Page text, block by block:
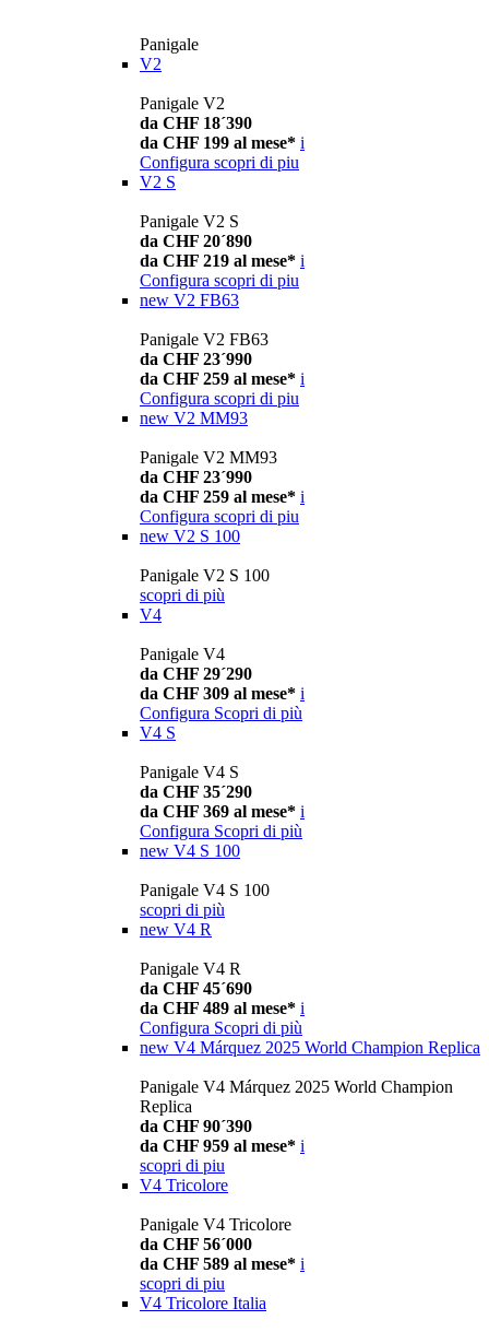
Panigale
V2
Panigale V2
da CHF 18´390
da CHF 199 al mese* i
Configura scopri di piu
V2 S
Panigale V2 S
da CHF 20´890
da CHF 219 al mese* i
Configura scopri di piu
new V2 FB63
Panigale V2 FB63
da CHF 23´990
da CHF 259 al mese* i
Configura scopri di piu
new V2 MM93
Panigale V2 MM93
da CHF 23´990
da CHF 259 al mese* i
Configura scopri di piu
new V2 S 100
Panigale V2 S 100
scopri di più
V4
Panigale V4
da CHF 29´290
da CHF 309 al mese* i
Configura Scopri di più
V4 S
Panigale V4 S
da CHF 35´290
da CHF 369 al mese* i
Configura Scopri di più
new V4 S 100
Panigale V4 S 100
scopri di più
new V4 R
Panigale V4 R
da CHF 45´690
da CHF 489 al mese* i
Configura Scopri di più
new V4 Márquez 2025 World Champion Replica
Panigale V4 Márquez 2025 World Champion
Replica
da CHF 90´390
da CHF 959 al mese* i
scopri di piu
V4 Tricolore
Panigale V4 Tricolore
da CHF 56´000
da CHF 589 al mese* i
scopri di piu
V4 Tricolore Italia